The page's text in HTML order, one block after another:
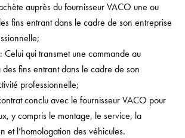
auprès du fournisseur VACO une ou
fins entrant dans le cadre de son entreprise
qui transmet une commande au
fins entrant dans le cadre de son
professionnelle;
conclu avec le fournisseur VACO pour
y compris le montage, le service, la
et l’homologation des véhicules.